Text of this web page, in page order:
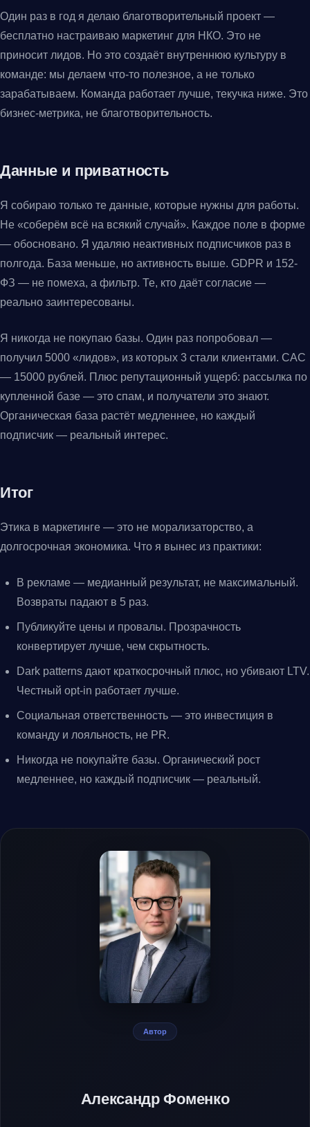
Один раз в год я делаю благотворительный проект —
бесплатно настраиваю маркетинг для НКО. Это не
приносит лидов. Но это создаёт внутреннюю культуру в
команде: мы делаем что-то полезное, а не только
зарабатываем. Команда работает лучше, текучка ниже. Это
бизнес-метрика, не благотворительность.
Данные и приватность
Я собираю только те данные, которые нужны для работы.
Не «соберём всё на всякий случай». Каждое поле в форме
— обосновано. Я удаляю неактивных подписчиков раз в
полгода. База меньше, но активность выше. GDPR и 152-
ФЗ — не помеха, а фильтр. Те, кто даёт согласие —
реально заинтересованы.
Я никогда не покупаю базы. Один раз попробовал —
получил 5000 «лидов», из которых 3 стали клиентами. CAC
— 15000 рублей. Плюс репутационный ущерб: рассылка по
купленной базе — это спам, и получатели это знают.
Органическая база растёт медленнее, но каждый
подписчик — реальный интерес.
Итог
Этика в маркетинге — это не морализаторство, а
долгосрочная экономика. Что я вынес из практики:
В рекламе — медианный результат, не максимальный.
Возвраты падают в 5 раз.
Публикуйте цены и провалы. Прозрачность
конвертирует лучше, чем скрытность.
Dark patterns дают краткосрочный плюс, но убивают LTV.
Честный opt-in работает лучше.
Социальная ответственность — это инвестиция в
команду и лояльность, не PR.
Никогда не покупайте базы. Органический рост
медленнее, но каждый подписчик — реальный.
Автор
Александр Фоменко